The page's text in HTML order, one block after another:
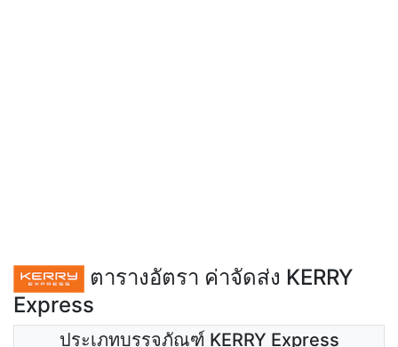
ตารางอัตรา ค่าจัดส่ง KERRY
Express
ประเภทบรรจุภัณฑ์ KERRY Express